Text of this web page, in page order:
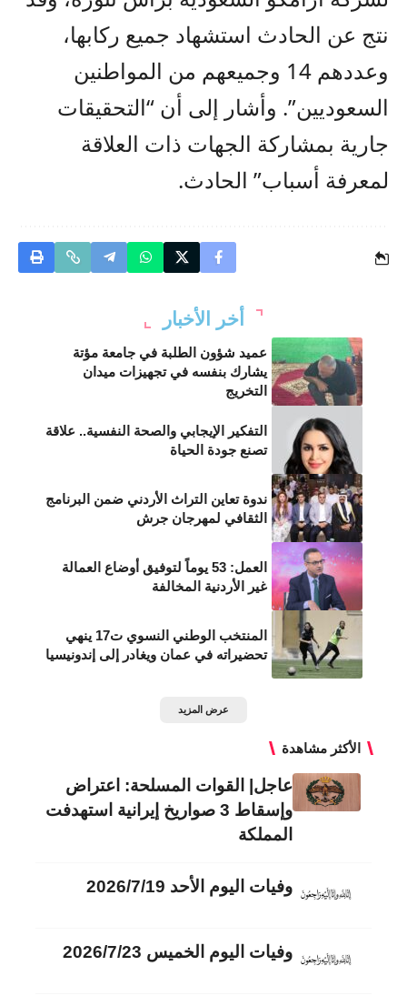
نتج عن الحادث استشهاد جميع ركابها،
وعددهم 14 وجميعهم من المواطنين
السعوديين”. وأشار إلى أن “التحقيقات
جارية بمشاركة الجهات ذات العلاقة
لمعرفة أسباب” الحادث.
أخر الأخبار
عميد شؤون الطلبة في جامعة مؤتة
يشارك بنفسه في تجهيزات ميدان
التخريج
التفكير الإيجابي والصحة النفسية.. علاقة
تصنع جودة الحياة
ندوة تعاين التراث الأردني ضمن البرنامج
الثقافي لمهرجان جرش
العمل: 53 يوماً لتوفيق أوضاع العمالة
غير الأردنية المخالفة
المنتخب الوطني النسوي ت17 ينهي
تحضيراته في عمان ويغادر إلى إندونيسيا
عرض المزيد
الأكثر مشاهدة
عاجل| القوات المسلحة: اعتراض
وإسقاط 3 صواريخ إيرانية استهدفت
المملكة
وفيات اليوم الأحد 2026/7/19
وفيات اليوم الخميس 2026/7/23